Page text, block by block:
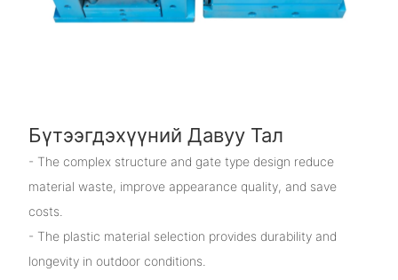
Бүтээгдэхүүний Давуу Тал
- The complex structure and gate type design reduce
material waste, improve appearance quality, and save
costs.
- The plastic material selection provides durability and
longevity in outdoor conditions.